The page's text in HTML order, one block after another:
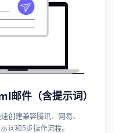
邮件（含提示词）
创建兼容腾讯、网易、
词和5步操作流程。